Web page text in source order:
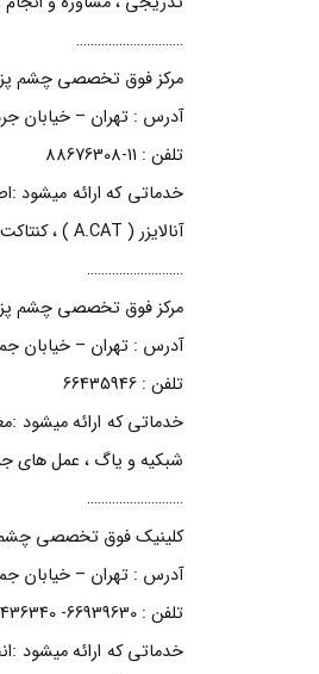
…………………………
مرکز فوق تخصصی چشم
آدرس : تهران – خیابان جردن
تلفن : 11-88676308
آنالایزر ( A.CAT ) ، کنتاکت لنز
………………………
مرکز فوق تخصصی چشم
آدرس : تهران – خیابان
تلفن : 66435946
شبکیه و یاگ ، عمل های
………………………
کلینیک فوق تخصصی
آدرس : تهران – خیابان
تلفن : 66939630- 66436340